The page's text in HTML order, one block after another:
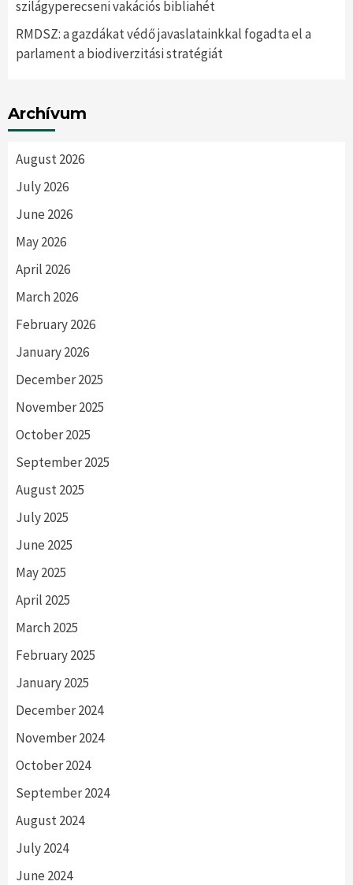
szilágyperecseni vakációs bibliahét
RMDSZ: a gazdákat védő javaslatainkkal fogadta el a
parlament a biodiverzitási stratégiát
Archívum
August 2026
July 2026
June 2026
May 2026
April 2026
March 2026
February 2026
January 2026
December 2025
November 2025
October 2025
September 2025
August 2025
July 2025
June 2025
May 2025
April 2025
March 2025
February 2025
January 2025
December 2024
November 2024
October 2024
September 2024
August 2024
July 2024
June 2024